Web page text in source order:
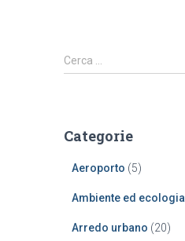
R
i
c
Cerca …
Categorie
Aeroporto (5)
Ambiente ed ecologia
Arredo urbano (20)